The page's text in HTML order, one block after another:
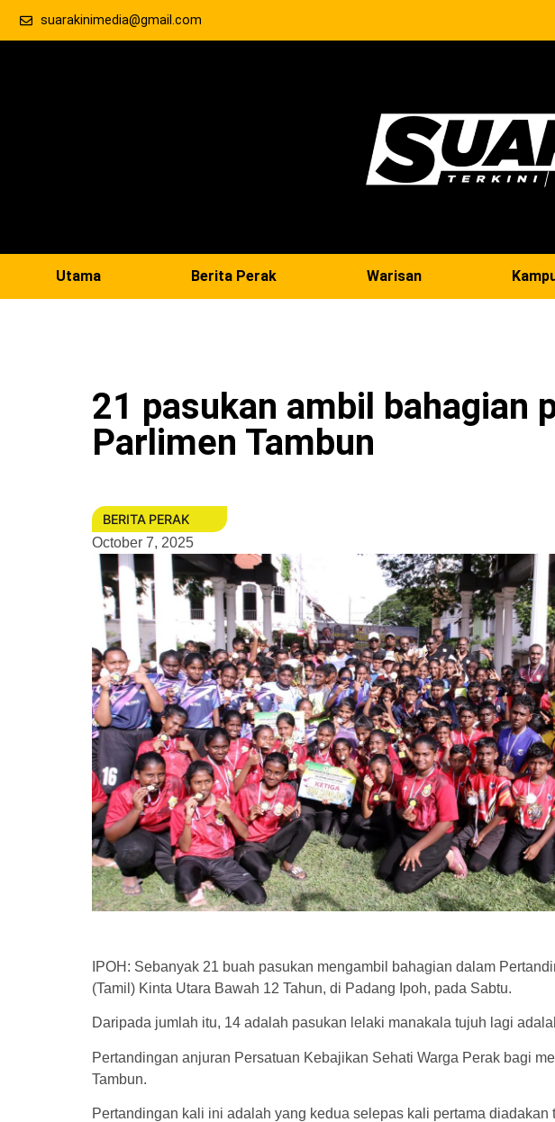
suarakinimedia@gmail.com
Utama Berita Perak Warisan
21 pasukan ambil bahagian
Parlimen Tambun
BERITA PERAK
October 7, 2025
IPOH: Sebanyak 21 buah pasukan mengambil bahagian dalam
(Tamil) Kinta Utara Bawah 12 Tahun, di Padang Ipoh, pada Sabtu.
Daripada jumlah itu, 14 adalah pasukan lelaki manakala tujuh lagi
Pertandingan anjuran Persatuan Kebajikan Sehati Warga Perak bagi
Tambun.
Pertandingan kali ini adalah yang kedua selepas kali pertama diadakan